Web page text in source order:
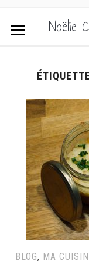
Noëlie
BLOG, MA